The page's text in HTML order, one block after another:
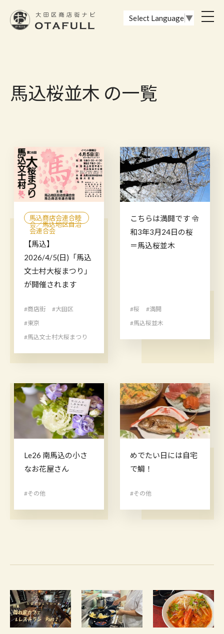
Select Language ▼
馬込桜並木 の一覧
馬込商店会連合睦
会／馬込地区自治
会連合会
【馬込】
2026/4/5(日)「馬込
文士村大桜まつり」
が開催されます
#商店街
#大田区
#東京
#馬込文士村大桜まつり
こちらは満開です 令
和3年3月24日の桜
＝馬込桜並木
#桜
#満開
#馬込桜並木
Le26 南馬込の小さ
なお花屋さん
#その他
めでたい日には自宅
で鯛！
#その他